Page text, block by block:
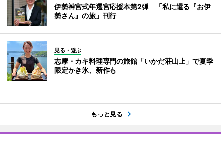
伊勢神宮式年遷宮応援本第2弾 「私に還る『お伊
勢さん』の旅」刊行
見る・遊ぶ
志摩・カキ料理専門の旅館「いかだ荘山上」で夏季
限定かき氷、新作も
もっと見る